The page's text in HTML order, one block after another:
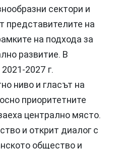
сектори и
представителите на
на подхода за
развитие. В
2027 г.
ниво и гласът на
приоритетните
централно място.
и открит диалог с
общество и